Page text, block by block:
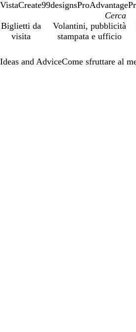
VistaCreate99designsProAdvantage
Biglietti da
visita
Volantini, pubblicità
stampata e ufficio
Ideas and AdviceCome sfruttare al